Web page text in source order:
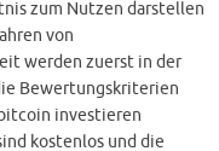
zum Nutzen darstellen
von
werden zuerst in der
Bewertungskriterien
investieren
kostenlos und die